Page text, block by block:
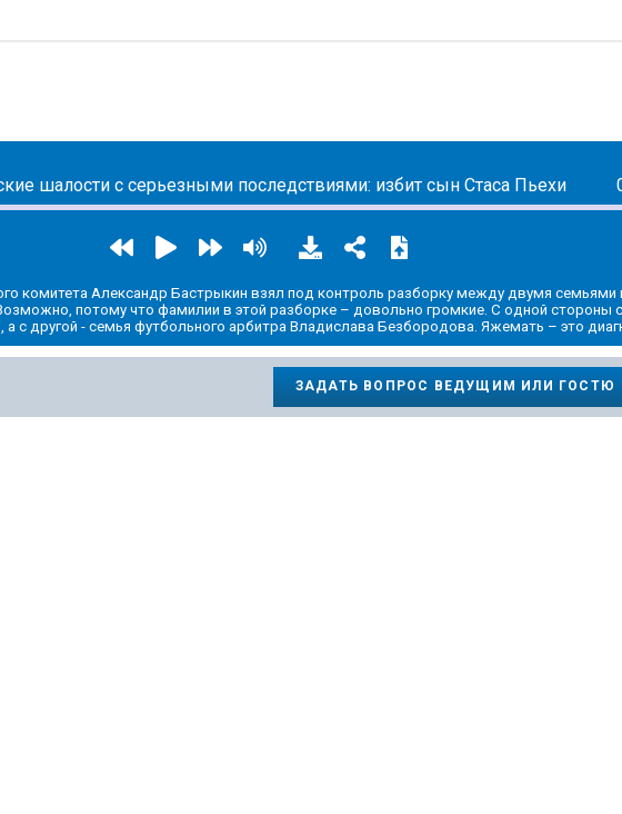
шалости с серьезными последствиями: избит сын Стаса Пьехи
комитета Александр Бастрыкин взял под контроль разборку между двумя семьями
потому что фамилии в этой разборке – довольно громкие. С одной стороны
а с другой - семья футбольного арбитра Владислава Безбородова. Яжемать – это
ЗАДАТЬ ВОПРОС ВЕДУЩИМ ИЛИ ГОСТЮ